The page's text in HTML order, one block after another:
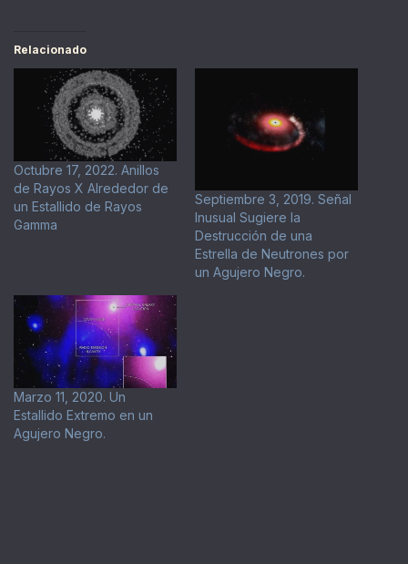
Relacionado
Octubre 17, 2022. Anillos
de Rayos X Alrededor de
un Estallido de Rayos
Gamma
Septiembre 3, 2019. Señal
Inusual Sugiere la
Destrucción de una
Estrella de Neutrones por
un Agujero Negro.
Marzo 11, 2020. Un
Estallido Extremo en un
Agujero Negro.